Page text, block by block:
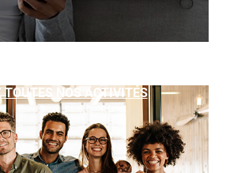
TOUTES NOS ACTIVITÉS